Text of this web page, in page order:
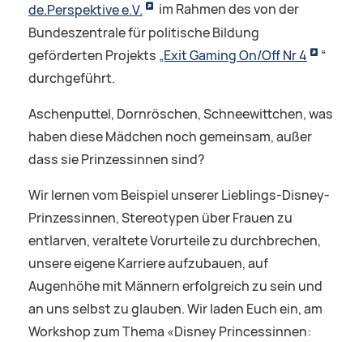
de.Perspektive e.V.
im Rahmen des von der
Bundeszentrale für politische Bildung
geförderten Projekts „Exit Gaming On/Off Nr 4
“
durchgeführt.
Aschenputtel, Dornröschen, Schneewittchen, was
haben diese Mädchen noch gemeinsam, außer
dass sie Prinzessinnen sind?
Wir lernen vom Beispiel unserer Lieblings-Disney-
Prinzessinnen, Stereotypen über Frauen zu
entlarven, veraltete Vorurteile zu durchbrechen,
unsere eigene Karriere aufzubauen, auf
Augenhöhe mit Männern erfolgreich zu sein und
an uns selbst zu glauben. Wir laden Euch ein, am
Workshop zum Thema «Disney Princessinnen: